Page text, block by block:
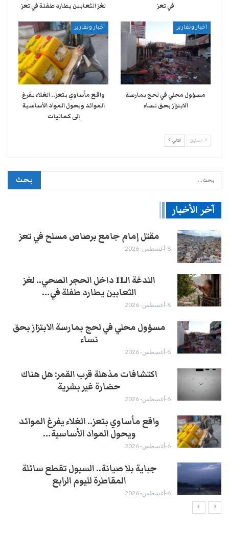
في تعز
لغز الثعابين يطارد طفلة في تعز
أخبار وتقارير
مسؤول محلي في لحج بمارسة
الابتزاز بحق نساء
أخبار وتقارير
واقع مأساوي بتعز.. الغلاء يفرغ
الموائد ويحول المواد الأساسية
إلى كماليات
السابق التالي
آخر الأخبار
مقتل إمام جامع برصاص مسلح في تعز
8-أغسطس- 2026
اللدغة الـ11 داخل الحجر الصحي.. لغز
الثعابين يطارد طفلة في…
8-أغسطس- 2026
مسؤول محلي في لحج بمارسة الابتزاز بحق
نساء
8-أغسطس- 2026
اكتشافات مذهلة قرب القمر: هل هناك
حضارة غير بشرية
6-أغسطس- 2026
واقع مأساوي بتعز.. الغلاء يفرغ الموائد
ويحول المواد الأساسية…
6-أغسطس- 2026
جباية بلا صيانة.. السيول تقطع سائلة
المقاطرة لليوم الرابع
6-أغسطس- 2026